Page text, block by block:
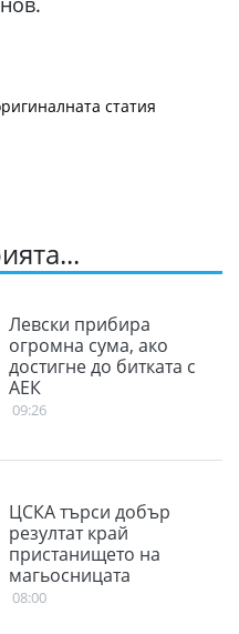
статия
Левски прибира
огромна сума, ако
достигне до битката с
АЕК
09:26
ЦСКА търси добър
резултат край
пристанището на
магьосницата
08:00